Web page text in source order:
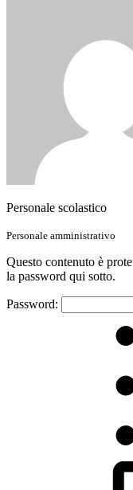
Personale scolastico
Personale amministrativo
Questo contenuto è
la password qui sotto.
Password: